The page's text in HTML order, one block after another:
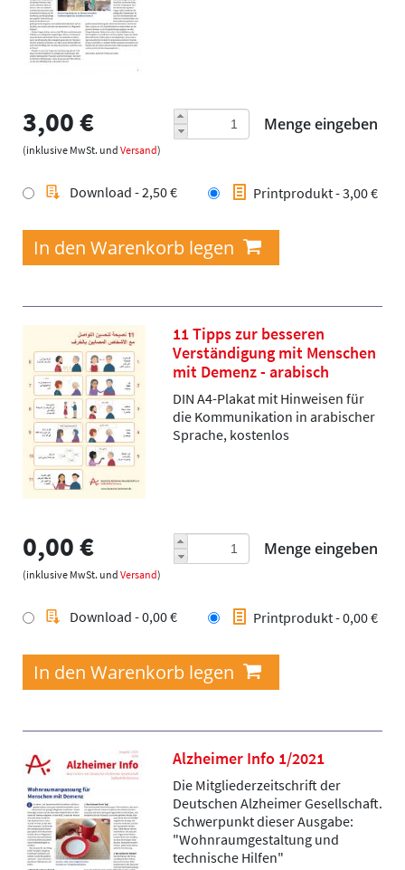
3,00 €
(inklusive MwSt. und Versand)
Printprodukt - 3,00 €
Download - 2,50 €
Menge eingeben
11 Tipps zur besseren
Verständigung mit Menschen
mit Demenz - arabisch
DIN A4-Plakat mit Hinweisen für
die Kommunikation in arabischer
Sprache, kostenlos
0,00 €
(inklusive MwSt. und Versand)
Printprodukt - 0,00 €
Download - 0,00 €
Menge eingeben
Alzheimer Info 1/2021
Die Mitgliederzeitschrift der
Deutschen Alzheimer Gesellschaft.
Schwerpunkt dieser Ausgabe:
"Wohnraumgestaltung und
technische Hilfen"